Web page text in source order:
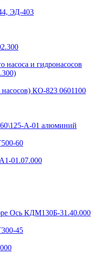
ЭД-403
насоса и гидронасосов
КО-823 0601100
А-01 алюминий
60
01.07.000
Ось КДМ130Б-31.40.000
45